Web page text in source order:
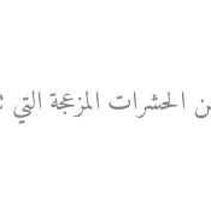
المزعجة التي